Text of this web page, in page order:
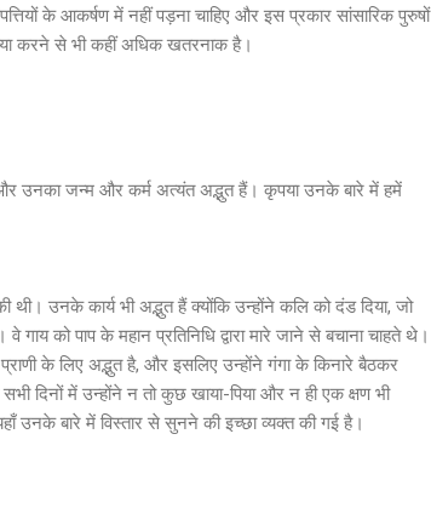
के आकर्षण में नहीं पड़ना चाहिए और इस प्रकार सांसारिक पुरुषों
करने से भी कहीं अधिक खतरनाक है।
और उनका जन्म और कर्म अत्यंत अद्भुत हैं। कृपया उनके बारे में हमें
थी। उनके कार्य भी अद्भुत हैं क्योंकि उन्होंने कलि को दंड दिया, जो
को पाप के महान प्रतिनिधि द्वारा मारे जाने से बचाना चाहते थे।
प्राणी के लिए अद्भुत है, और इसलिए उन्होंने गंगा के किनारे बैठकर
दिनों में उन्होंने न तो कुछ खाया-पिया और न ही एक क्षण भी
उनके बारे में विस्तार से सुनने की इच्छा व्यक्त की गई है।